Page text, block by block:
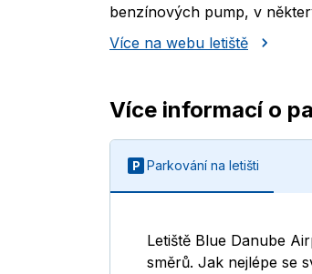
benzínových pump, v
Více na webu letiště
Více informací o
Parkování na letišti
Letiště Blue Danube
směrů. Jak nejlépe se